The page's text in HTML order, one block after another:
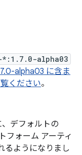
alpha03
alpha03 に含ま
ください。
デフォルトの
フォーム アーティ
るようになりまし